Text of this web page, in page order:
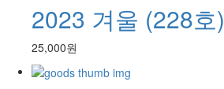
2023 겨울 (228호)
25,000원